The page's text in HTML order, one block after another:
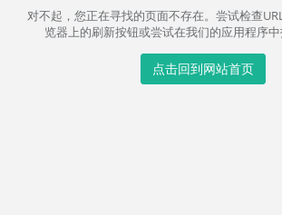
对不起，您正在寻找的页面不存在。尝试检查
览器上的刷新按钮或尝试在我们的应用程序中
点击回到网站首页